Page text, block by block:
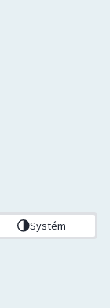
Systém